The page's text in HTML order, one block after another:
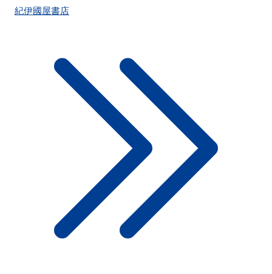
紀伊國屋書店